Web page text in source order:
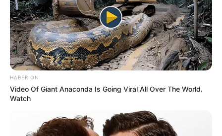
HABERION
Video Of Giant Anaconda Is Going Viral All Over The World.
Watch